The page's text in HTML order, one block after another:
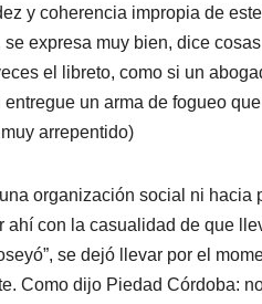
y coherencia impropia de
expresa muy bien, dice cosas
el libreto, como si un
un arma de fogueo
arrepentido)
organización social ni hacia
ahí con la casualidad de que
se dejó llevar por el
Como dijo Piedad Córdoba: